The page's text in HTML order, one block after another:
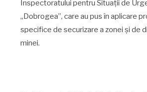
Inspectoratului pentru Situații de
„Dobrogea”, care au pus în aplicare
specifice de securizare a zonei și de
minei.